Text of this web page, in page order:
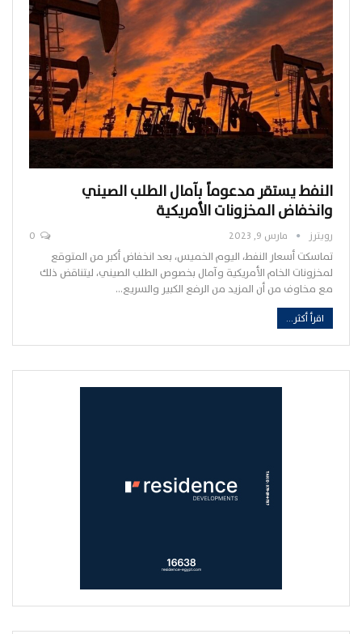
النفط يستقر مدعوماً بآمال الطلب الصيني
وانخفاض المخزونات الأمريكية
رويترز مارس 9, 2023
تماسكت أسعار النفط، اليوم الخميس، بعد انخفاض أكبر من المتوقع
لمخزونات الخام الأمريكية وآمال بخصوص الطلب الصيني، ليتناقض ذلك
مع مخاوف من أن المزيد من الرفع الكبير والسريع…
اقرأ أكثر...